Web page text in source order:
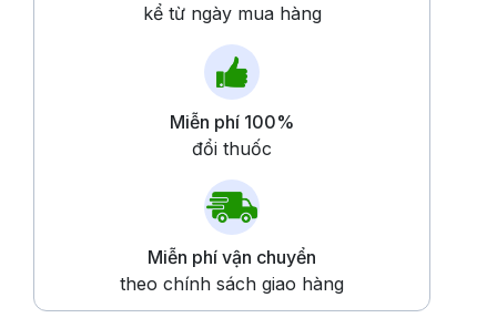
kể từ ngày mua hàng
Miễn phí 100%
đổi thuốc
Miễn phí vận chuyển
theo chính sách giao hàng